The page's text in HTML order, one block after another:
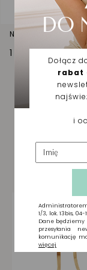
Naszyjnik złoty
1 570,00 zł